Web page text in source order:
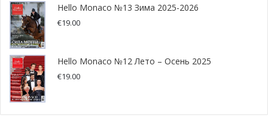
Hello Monaco №13 Зима 2025-2026
€19.00
Hello Monaco №12 Лето – Осень 2025
€19.00